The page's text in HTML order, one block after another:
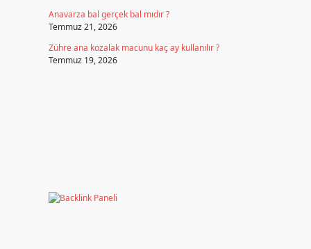
Anavarza bal gerçek bal mıdır ?
Temmuz 21, 2026
Zühre ana kozalak macunu kaç ay kullanılır ?
Temmuz 19, 2026